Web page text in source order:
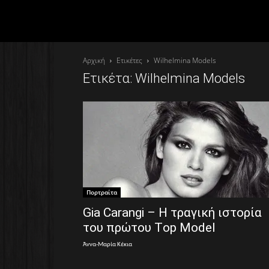
Αρχική Ετικέτες Wilhelmina Models
Ετικέτα: Wilhelmina Models
Πορτραίτα
Gia Carangi – Η τραγική ιστορία
του πρώτου Τop Μodel
Άννα-Μαρία Κέκια